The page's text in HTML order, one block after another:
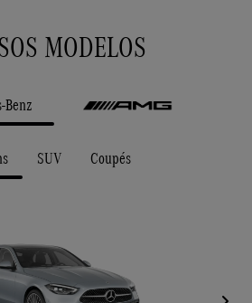
MODELOS
Benz
SUV Coupés